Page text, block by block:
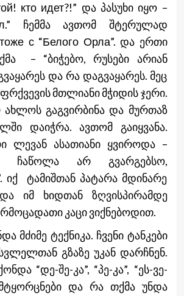
кто идет?!” და პასუხი იყო –
ჩემმა ავთომ შტერულად
с “Белого Орла”. და ერთი
– “ბიჭებო, რუსები არიან
და რა დაგვაყარეს. მეც
მთლიანი მჭიდის ჯერი.
ახლოს გაგვირბინა და მურთაზ
დაიჭრა. ავთომ გაიყვანა.
ლევან ასათიანი ყვიროდა –
ჩაწოლა არ გვარგებსო,
იქ ტამიშთან პატარა მდინარე
იმ ხიდთან ზღვისპირამდე
კაცი ვიქნებოდით.
მძიმე ტექნიკა. ჩვენი ტანკები
გზაზე უკან დარჩნენ.
“დე-შე-კა”, “პე-კა”, “ეს-ვე-
და რა თქმა უნდა